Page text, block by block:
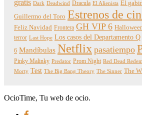
gratis Dark Deadwind Dracula El Alienista El
Guillermo del Toro Estrenos de
Feliz Navidad Frontera GH VIP 6
terror Last Hope Los casos del Departamento Q
6 Mandíbulas Netflix pasatiempo
Pinky Malinky Predator Prom Night Red Dead
Morty Test The Big Bang Theory The Sinner The
OcioTime, Tu web de ocio.